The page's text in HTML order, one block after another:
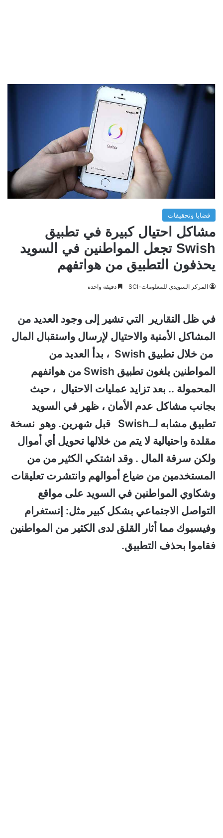
قضايا وتحقيقات
مشاكل احتيال كبيرة في تطبيق
Swish تجعل المواطنين في السويد
يحذفون التطبيق من هواتفهم
المركز السويدي للمعلومات-SCI دقيقة واحدة
في ظل التقارير التي تشير إلى وجود العديد من
المشاكل الأمنية والاحتيال لإرسال واستقبال المال
من خلال تطبيق Swish ، بدأ العديد من
المواطنين يلغون تطبيق Swish من هواتفهم
المحمولة .. بعد تزايد عمليات الاحتيال ، حيث
بجانب مشاكل عدم الأمان ، ظهر في السويد
تطبيق مشابه لــSwish قبل شهرين. وهو نسخة
مقلدة واحتيالية لا يتم من خلالها تحويل أي أموال
ولكن سرقة المال . وقد اشتكي الكثير من من
المستخدمين من ضياع أموالهم وانتشرت تعليقات
وشكاوي المواطنين في السويد على مواقع
التواصل الاجتماعي بشكل كبير مثل: إنستغرام
وفيسبوك مما أثار القلق لدى الكثير من المواطنين
فقاموا بحذف التطبيق.